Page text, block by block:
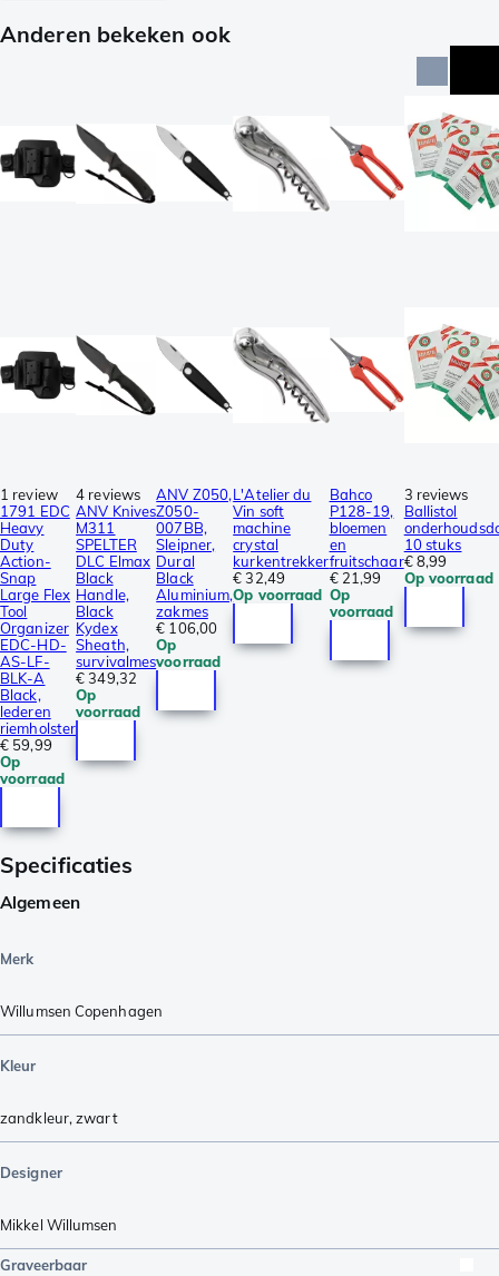
Anderen bekeken ook
1 review
1791 EDC
Heavy
Duty
Action-
Snap
Large Flex
Tool
Organizer
EDC-HD-
AS-LF-
BLK-A
Black,
lederen
riemholster
€ 59,99
Op
voorraad
4 reviews
ANV Knives
M311
SPELTER
DLC Elmax
Black
Handle,
Black
Kydex
Sheath,
survivalmes
€ 349,32
Op
voorraad
ANV Z050,
Z050-
007BB,
Sleipner,
Dural
Black
Aluminium,
zakmes
€ 106,00
Op
voorraad
L'Atelier du
Vin soft
machine
crystal
kurkentrekker
€ 32,49
Op voorraad
Bahco
P128-19,
bloemen
en
fruitschaar
€ 21,99
Op
voorraad
3 reviews
Ballistol
10 stuks
€ 8,99
Op voorraad
Specificaties
Algemeen
Merk
Willumsen Copenhagen
Kleur
zandkleur,zwart
Designer
Mikkel Willumsen
Graveerbaar